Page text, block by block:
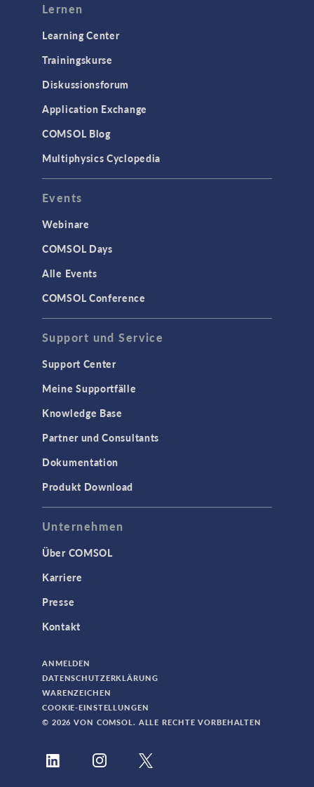
Lernen
Learning Center
Trainingskurse
Diskussionsforum
Application Exchange
COMSOL Blog
Multiphysics Cyclopedia
Events
Webinare
COMSOL Days
Alle Events
COMSOL Conference
Support und Service
Support Center
Meine Supportfälle
Knowledge Base
Partner und Consultants
Dokumentation
Produkt Download
Unternehmen
Über COMSOL
Karriere
Presse
Kontakt
ANMELDEN
DATENSCHUTZERKLÄRUNG
WARENZEICHEN
COOKIE-EINSTELLUNGEN
© 2026 VON COMSOL. ALLE RECHTE VORBEHALTEN